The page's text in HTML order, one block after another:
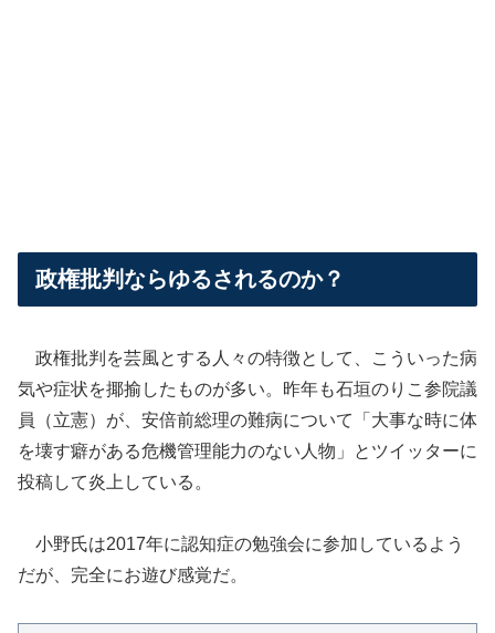
政権批判ならゆるされるのか？
政権批判を芸風とする人々の特徴として、こういった病
気や症状を揶揄したものが多い。昨年も石垣のりこ参院議
員（立憲）が、安倍前総理の難病について「大事な時に体
を壊す癖がある危機管理能力のない人物」とツイッターに
投稿して炎上している。
小野氏は2017年に認知症の勉強会に参加しているよう
だが、完全にお遊び感覚だ。